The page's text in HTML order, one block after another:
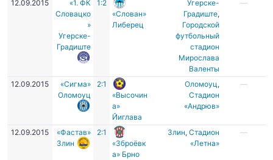
12.09.2015
«1. ФК
Словацко
»
Угерске-
Градиште
1:2
«Слован»
Либерец
Угерске-
Градиште,
Городской
футбольный
стадион
Мирослава
Валенты
—
12.09.2015
«Сигма»
Оломоуц
2:1
«Высочин
а»
Йиглава
Оломоуц ,
Стадион
«Андрюв»
—
12.09.2015
«Фастав»
Злин
2:1
«Зброёвк
а» Брно
Злин,Cтадион
«Летна»
—